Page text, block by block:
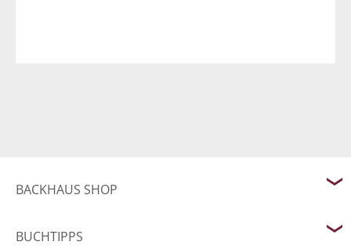
BACKHAUS SHOP
BUCHTIPPS